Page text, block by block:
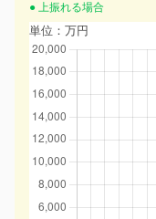
● 上振れる場合
単位：万円